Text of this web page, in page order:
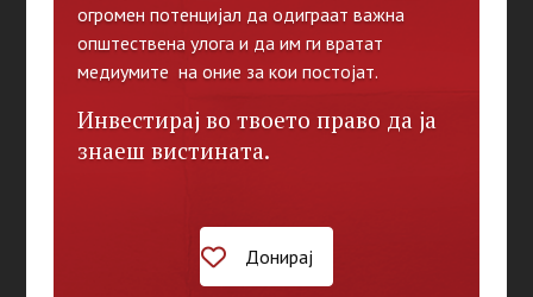
огромен потенцијал да одиграат важна
општествена улога и да им ги вратат
медиумите на оние за кои постојат.
Инвестирај во твоето право да ја
знаеш вистината.
Донирај